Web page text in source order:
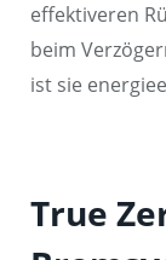
effektiveren
beim
ist sie
True